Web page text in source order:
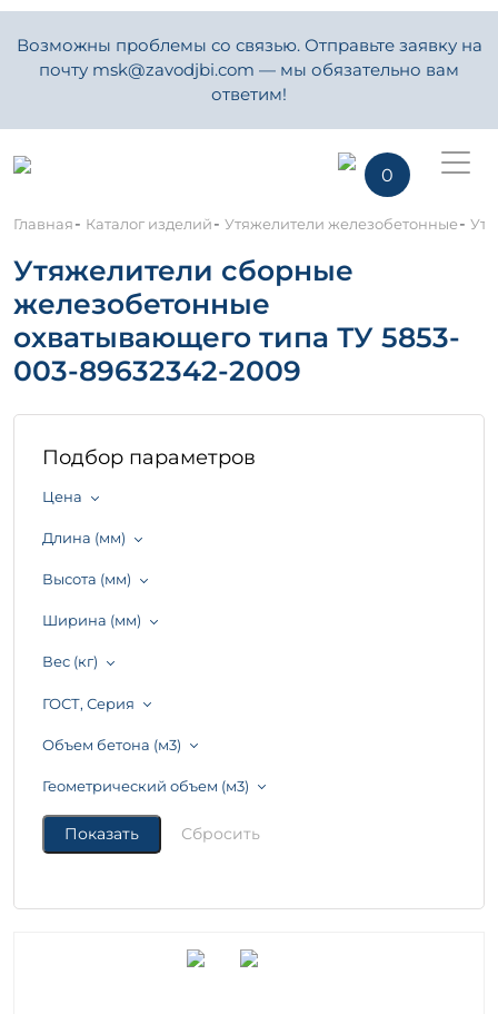
Возможны проблемы со связью. Отправьте заявку на
почту msk@zavodjbi.com — мы обязательно вам
ответим!
0
Главная- Каталог изделий- Утяжелители железобетонные-
Утяжелители сборные
железобетонные
охватывающего типа ТУ 5853-
003-89632342-2009
Подбор параметров
Цена
Длина (мм)
Высота (мм)
Ширина (мм)
Вес (кг)
ГОСТ, Серия
Объем бетона (м3)
Геометрический объем (м3)